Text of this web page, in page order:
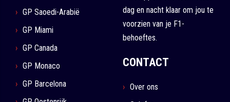
GP Saoedi-Arabië
GP Miami
GP Canada
GP Monaco
GP Barcelona
dag en nacht klaar om jou te
voorzien van je F1-
behoeftes.
CONTACT
Over ons